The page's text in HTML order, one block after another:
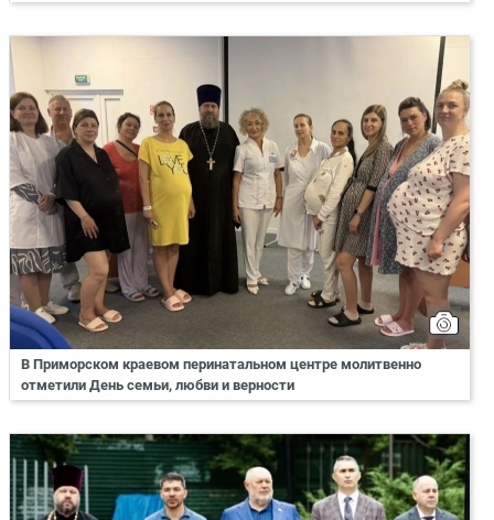
В Приморском краевом перинатальном центре молитвенно
отметили День семьи, любви и верности